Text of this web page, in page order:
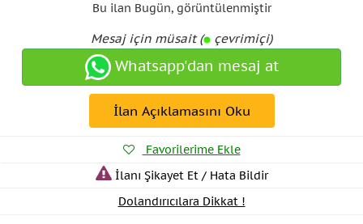
Bu ilan Bugün, görüntülenmiştir
Mesaj için müsait ( çevrimiçi)
Whatsapp'dan mesaj at
İlan Açıklamasını Oku
Favorilerime Ekle
İlanı Şikayet Et / Hata Bildir
Dolandırıcılara Dikkat !